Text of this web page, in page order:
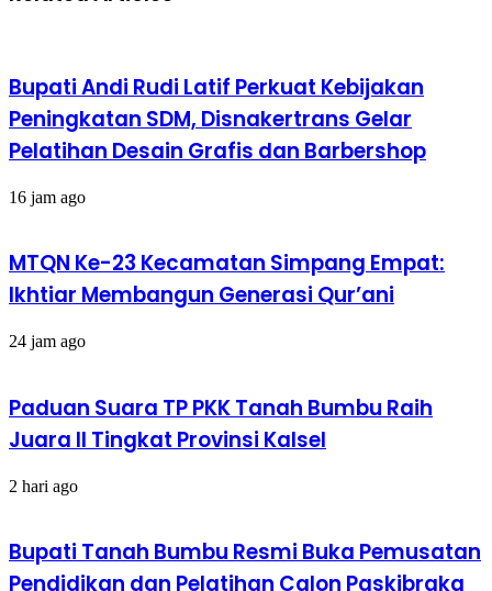
Bupati Andi Rudi Latif Perkuat Kebijakan
Peningkatan SDM, Disnakertrans Gelar
Pelatihan Desain Grafis dan Barbershop
16 jam ago
MTQN Ke-23 Kecamatan Simpang Empat:
Ikhtiar Membangun Generasi Qur’ani
24 jam ago
Paduan Suara TP PKK Tanah Bumbu Raih
Juara II Tingkat Provinsi Kalsel
2 hari ago
Bupati Tanah Bumbu Resmi Buka Pemusatan
Pendidikan dan Pelatihan Calon Paskibraka